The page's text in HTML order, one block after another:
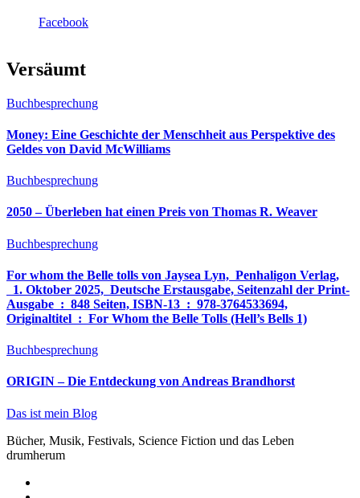
Facebook
Versäumt
Buchbesprechung
Money: Eine Geschichte der Menschheit aus Perspektive des
Geldes von David McWilliams
Buchbesprechung
2050 – Überleben hat einen Preis von Thomas R. Weaver
Buchbesprechung
For whom the Belle tolls von Jaysea Lyn, ‎ Penhaligon Verlag,
‎ 1. Oktober 2025, ‎ Deutsche Erstausgabe, Seitenzahl der Print-
Ausgabe ‏ : ‎ 848 Seiten, ISBN-13 ‏ : ‎ 978-3764533694,
Originaltitel ‏ : ‎ For Whom the Belle Tolls (Hell’s Bells 1)
Buchbesprechung
ORIGIN – Die Entdeckung von Andreas Brandhorst
Das ist mein Blog
Bücher, Musik, Festivals, Science Fiction und das Leben
drumherum